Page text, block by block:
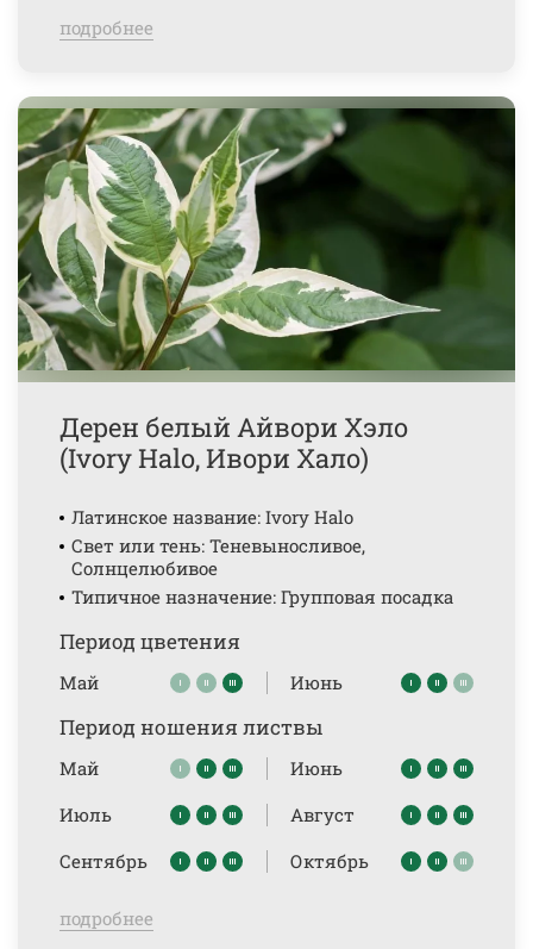
подробнее
Дерен белый Айвори Хэло
(Ivory Halo, Ивори Хало)
Латинское название: Ivory Halo
Свет или тень: Теневыносливое,
Солнцелюбивое
Типичное назначение: Групповая посадка
Период цветения
Май Июнь
Период ношения листвы
Май
Июнь
Июль
Август
Сентябрь
Октябрь
подробнее